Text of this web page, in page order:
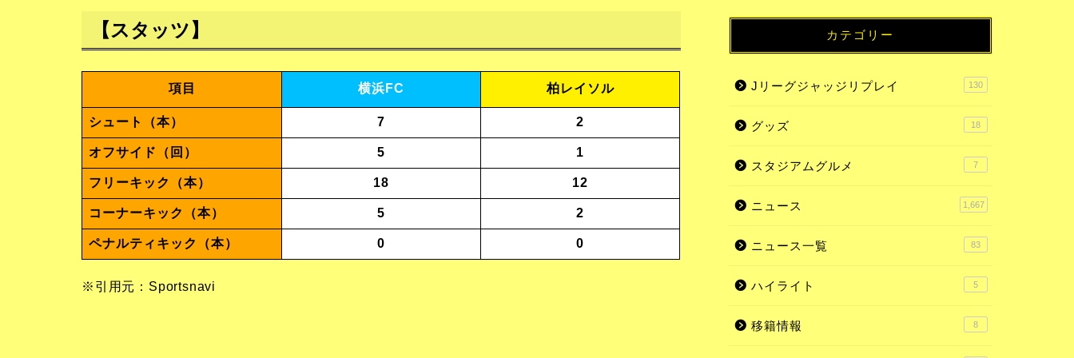
【スタッツ】
項目 横浜FC 柏レイソル
シュート（本） 7 2
オフサイド（回） 5 1
フリーキック（本） 18 12
コーナーキック（本） 5 2
ペナルティキック（本） 0 0
※引用元：Sportsnavi
カテゴリー
Jリーグジャッジリプレイ 130
グッズ 18
スタジアムグルメ 7
ニュース 1,667
ニュース一覧 83
ハイライト 5
移籍情報 8